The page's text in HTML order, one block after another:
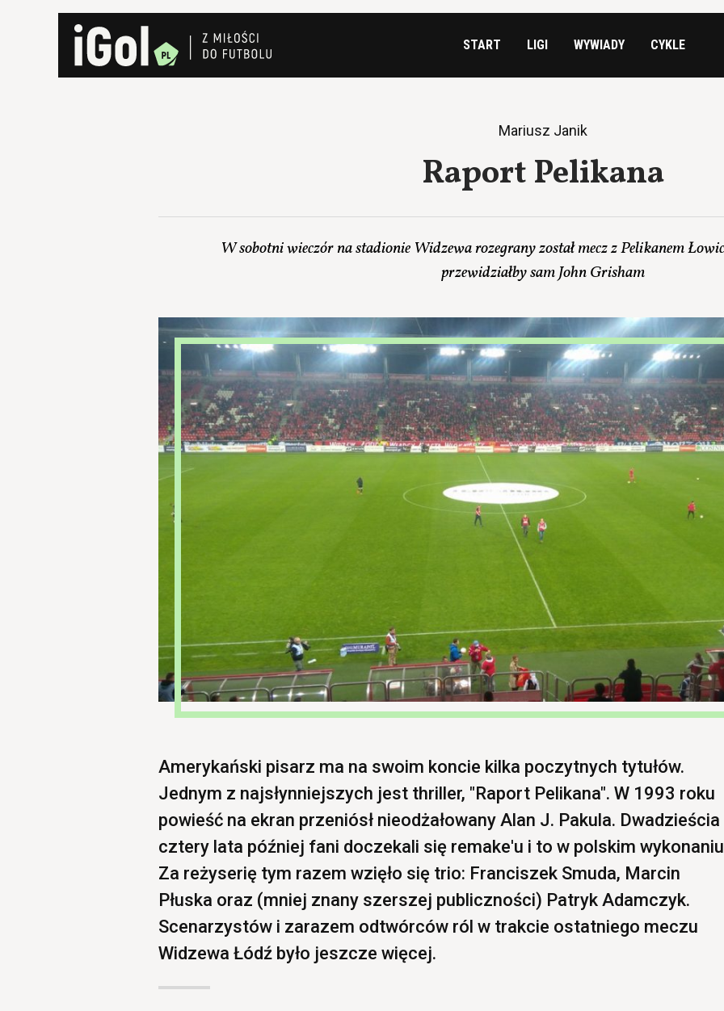
START LIGI WYWIADY CYKLE
Mariusz Janik
Raport Pelikana
W sobotni wieczór na stadionie Widzewa rozegrany został mecz z Pelikanem
przewidziałby sam John Grisham
Amerykański pisarz ma na swoim koncie kilka poczytnych tytułów.
Jednym z najsłynniejszych jest thriller, "Raport Pelikana". W 1993 roku
powieść na ekran przeniósł nieodżałowany Alan J. Pakula. Dwadzieścia
cztery lata później fani doczekali się remake'u i to w polskim
Za reżyserię tym razem wzięło się trio: Franciszek Smuda, Marcin
Płuska oraz (mniej znany szerszej publiczności) Patryk Adamczyk.
Scenarzystów i zarazem odtwórców ról w trakcie ostatniego meczu
Widzewa Łódź było jeszcze więcej.